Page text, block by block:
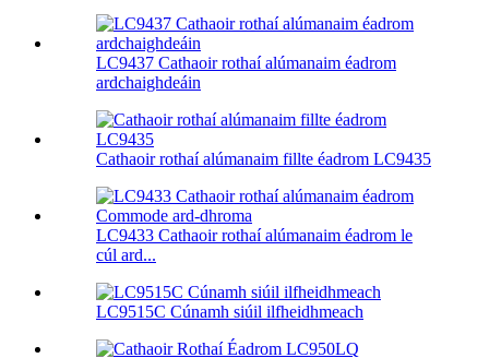
LC9437 Cathaoir rothaí alúmanaim éadrom
ardchaighdeáin
Cathaoir rothaí alúmanaim fillte éadrom LC9435
LC9433 Cathaoir rothaí alúmanaim éadrom le
cúl ard...
LC9515C Cúnamh siúil ilfheidhmeach